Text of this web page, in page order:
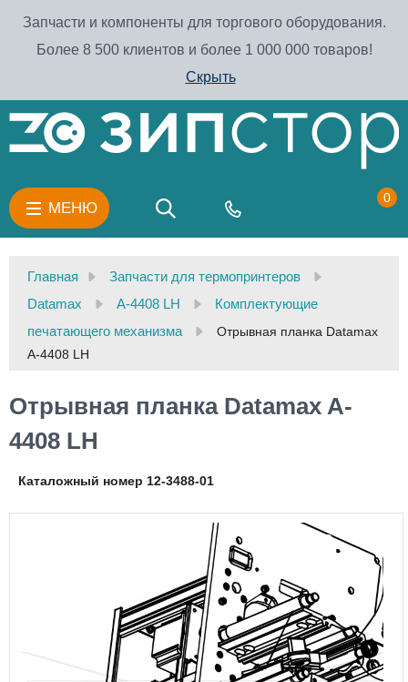
Запчасти и компоненты для торгового оборудования.
Более 8 500 клиентов и более 1 000 000 товаров!
Скрыть
МЕНЮ
0
Главная
Запчасти для термопринтеров
Datamax
A-4408 LH
Комплектующие
печатающего механизма
Отрывная планка Datamax
A-4408 LH
Отрывная планка Datamax A-
4408 LH
Каталожный номер 12-3488-01